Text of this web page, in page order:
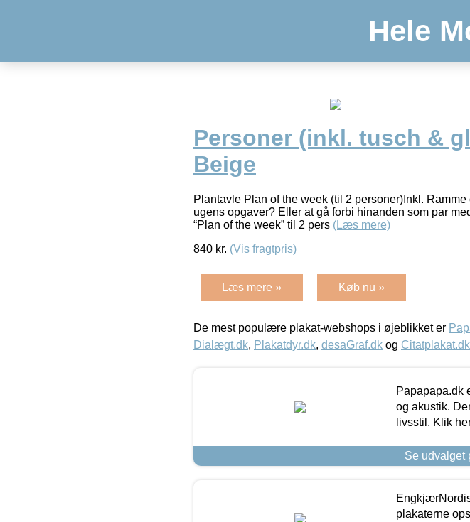
Hele
Personer (inkl. tusch &
Beige
Plantavle Plan of the week (til 2 personer)Inkl.
ugens opgaver? Eller at gå forbi hinanden som par
“Plan of the week” til 2 pers (Læs mere)
840 kr. (Vis fragtpris)
Læs mere » Køb nu »
De mest populære plakat-webshops i øjeblikket er
Dialægt.dk, Plakatdyr.dk, desaGraf.dk og Citatplakat.dk
Papapapa.dk
og akustik.
livsstil. Klik
Se udvalget
plakaterne